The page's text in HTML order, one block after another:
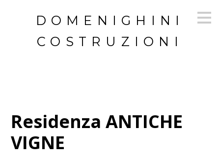
contenutiDOMENIGHINI
COSTRUZIONI
Residenza ANTICHE
VIGNE